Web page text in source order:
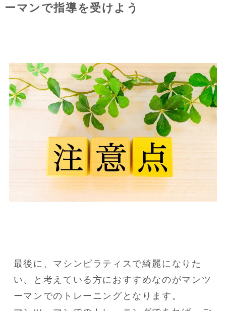
ーマンで指導を受けよう
最後に、マシンピラティスで綺麗になりた
い、と考えている方におすすめなのがマンツ
ーマンでのトレーニングとなります。